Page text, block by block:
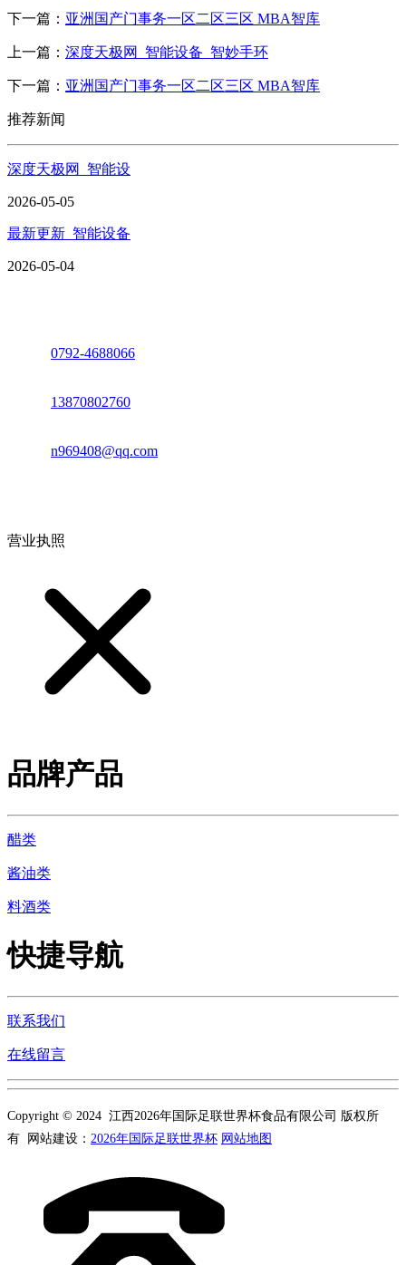
下一篇： 亚洲国产门事务一区二区三区 MBA智库
上一篇： 深度天极网_智能设备_智妙手环
下一篇： 亚洲国产门事务一区二区三区 MBA智库
推荐新闻
深度天极网_智能设
2026-05-05
最新更新_智能设备
2026-05-04
0792-4688066
13870802760
n969408@qq.com
营业执照
品牌产品
醋类
酱油类
料酒类
快捷导航
联系我们
在线留言
Copyright © 2024 江西2026年国际足联世界杯食品有限公司 版权所
有 网站建设： 2026年国际足联世界杯 网站地图